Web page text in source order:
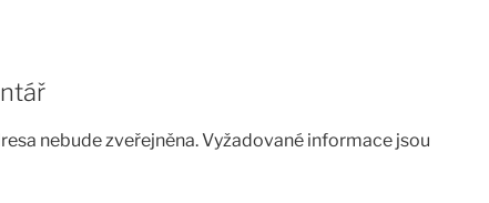
nebude zveřejněna.Vyžadované informace jsou